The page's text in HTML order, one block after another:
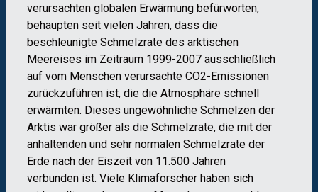
verursachten globalen Erwärmung befürworten,
behaupten seit vielen Jahren, dass die
beschleunigte Schmelzrate des arktischen
Meereises im Zeitraum 1999-2007 ausschließlich
auf vom Menschen verursachte CO2-Emissionen
zurückzuführen ist, die die Atmosphäre schnell
erwärmten. Dieses ungewöhnliche Schmelzen der
Arktis war größer als die Schmelzrate, die mit der
anhaltenden und sehr normalen Schmelzrate der
Erde nach der Eiszeit von 11.500 Jahren
verbunden ist. Viele Klimaforscher haben sich